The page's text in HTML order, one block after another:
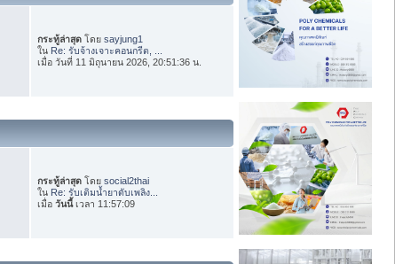
กระทู้ล่าสุด โดยsayjung1
ใน Re: รับจ้างเจาะคอนกรีต, ...
เมื่อ วันที่ 11 มิถุนายน 2026, 20:51:36 น.
กระทู้ล่าสุด โดยsocial2thai
ใน Re: รับเติมน้ำยาดับเพลิง...
เมื่อวันนี้เวลา 11:57:09